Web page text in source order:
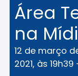
Área
na
12 de março
2021, às 19h39